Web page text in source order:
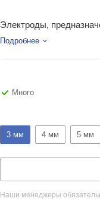
Электроды,
Подробнее
Много
3 мм 4 мм 5 мм
Наши менеджеры